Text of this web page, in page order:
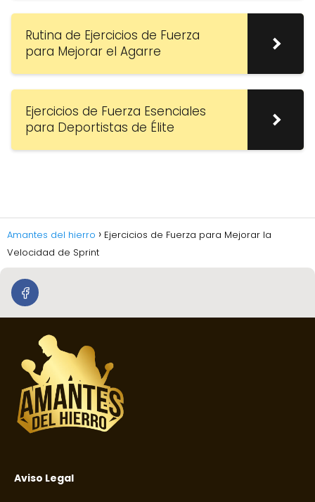
Rutina de Ejercicios de Fuerza
para Mejorar el Agarre
Ejercicios de Fuerza Esenciales
para Deportistas de Élite
Amantes del hierro
Ejercicios de Fuerza para Mejorar la
Velocidad de Sprint
Aviso Legal